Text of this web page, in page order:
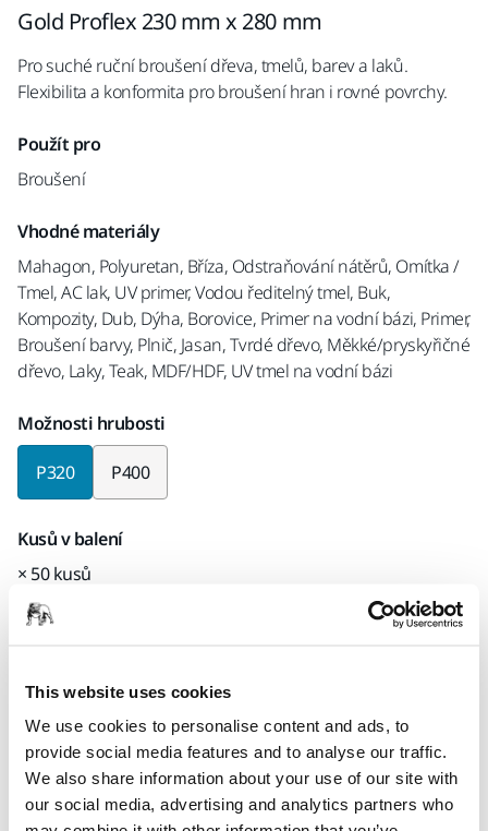
This website uses cookies
We use cookies to personalise content and ads, to
provide social media features and to analyse our traffic.
We also share information about your use of our site with
our social media, advertising and analytics partners who
Gold Proflex 230 mm x 280 mm
Pro suché ruční broušení dřeva, tmelů, barev a laků.
Flexibilita a konformita pro broušení hran i rovné povrchy.
Použít pro
Broušení
Vhodné materiály
Mahagon, Polyuretan, Bříza, Odstraňování nátěrů, Omítka /
Tmel, AC lak, UV primer, Vodou ředitelný tmel, Buk,
Kompozity, Dub, Dýha, Borovice, Primer na vodní bázi, Primer,
Broušení barvy, Plnič, Jasan, Tvrdé dřevo, Měkké/pryskyřičné
dřevo, Laky, Teak, MDF/HDF, UV tmel na vodní bázi
Možnosti hrubosti
P320 P400
Kusů v balení
× 50 kusů
Kód Mirka
Informace o produktu
Technické údaje Ke stažení